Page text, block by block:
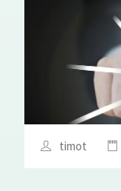
timot